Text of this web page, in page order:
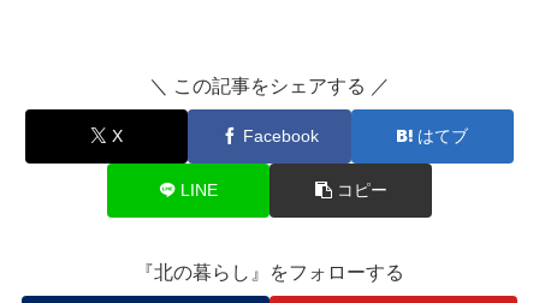
＼ この記事をシェアする ／
X Facebook はてブ
LINE コピー
『北の暮らし』をフォローする